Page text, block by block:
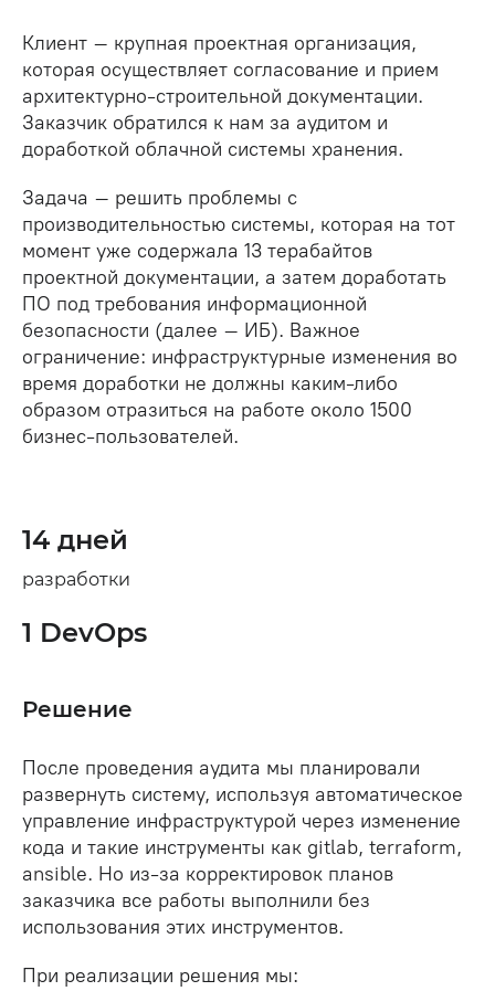
Клиент – крупная проектная организация,
которая осуществляет согласование и прием
архитектурно-строительной документации.
Заказчик обратился к нам за аудитом и
доработкой облачной системы хранения.
Задача – решить проблемы с
производительностью системы, которая на тот
момент уже содержала 13 терабайтов
проектной документации, а затем доработать
ПО под требования информационной
безопасности (далее – ИБ). Важное
ограничение: инфраструктурные изменения во
время доработки не должны каким-либо
образом отразиться на работе около 1500
бизнес-пользователей.
14 дней
разработки
1 DevOps
Решение
После проведения аудита мы планировали
развернуть систему, используя автоматическое
управление инфраструктурой через изменение
кода и такие инструменты как gitlab, terraform,
ansible. Но из-за корректировок планов
заказчика все работы выполнили без
использования этих инструментов.
При реализации решения мы: